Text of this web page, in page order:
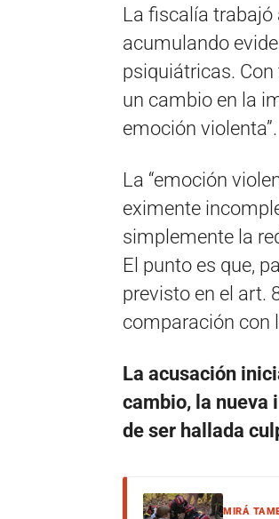
La fiscalía
acumulando
psiquiátricas.
un cambio en la
emoción violenta”.
La “emoción
eximente
simplemente la
El punto es que,
previsto en el art.
comparación con
La acusación
cambio, la nueva
de ser hallada
MIRÁ